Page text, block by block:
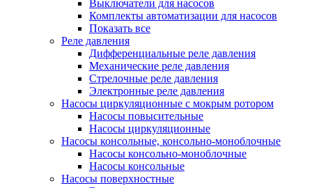
Выключатели для насосов
Комплекты автоматизации для насосов
Показать все
Реле давления
Дифференциальные реле давления
Механические реле давления
Стрелочные реле давления
Электронные реле давления
Насосы циркуляционные с мокрым ротором
Насосы повысительные
Насосы циркуляционные
Насосы консольные, консольно-моноблочные
Насосы консольно-моноблочные
Насосы консольные
Насосы поверхностные